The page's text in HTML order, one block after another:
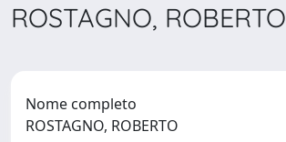
ROSTAGNO, ROBERTO
Nome completo
ROSTAGNO, ROBERTO